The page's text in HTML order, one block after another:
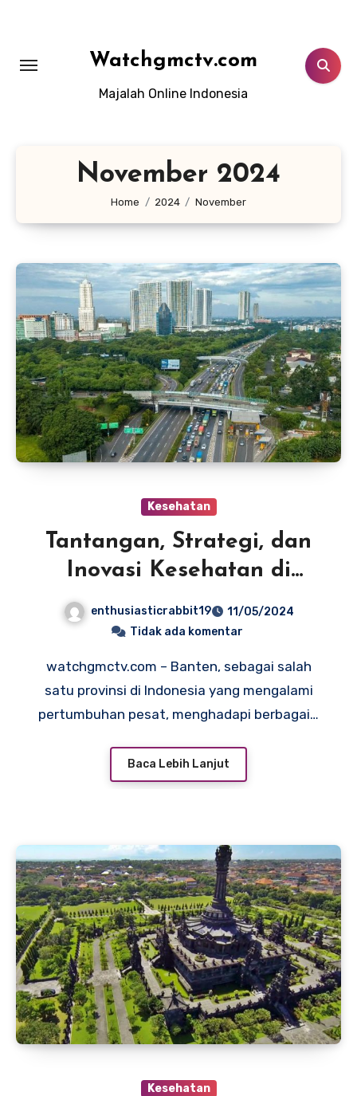
Watchgmctv.com
Majalah Online Indonesia
November 2024
Home 2024 November
Kesehatan
Tantangan, Strategi, dan
Inovasi Kesehatan di
enthusiasticrabbit19
11/05/2024
Tidak ada komentar
watchgmctv.com – Banten, sebagai salah
satu provinsi di Indonesia yang mengalami
pertumbuhan pesat, menghadapi berbagai…
Baca Lebih Lanjut
Kesehatan